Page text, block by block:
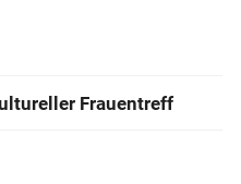
Frauentreff